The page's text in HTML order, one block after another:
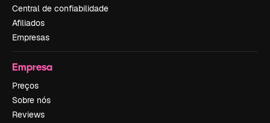
Central de confiabilidade
Afiliados
Empresas
Empresa
Preços
Sobre nós
Reviews